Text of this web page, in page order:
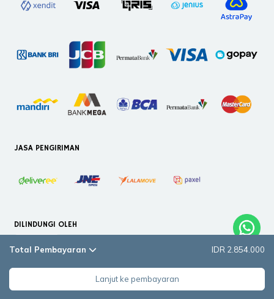
Total Pembayaran IDR 2.854.000
Lanjut ke pembayaran
JASA PENGIRIMAN
DILINDUNGI OLEH
Copyright © 2026. PT Helloilmare Restorasi Indonesia. All Rights Reserved.